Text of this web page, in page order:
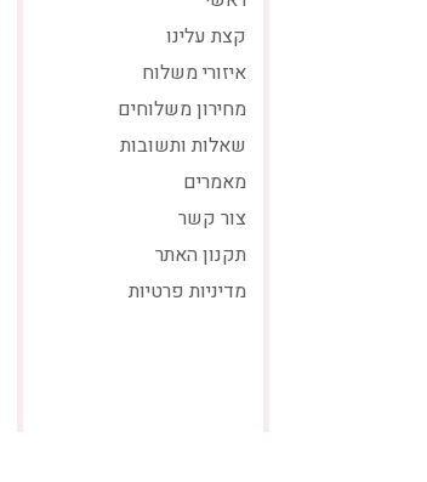
קצת עלינו
איזורי משלוח
מחירון משלוחים
שאלות ותשובות
מאמרים
צור קשר
תקנון האתר
מדיניות פרטיות